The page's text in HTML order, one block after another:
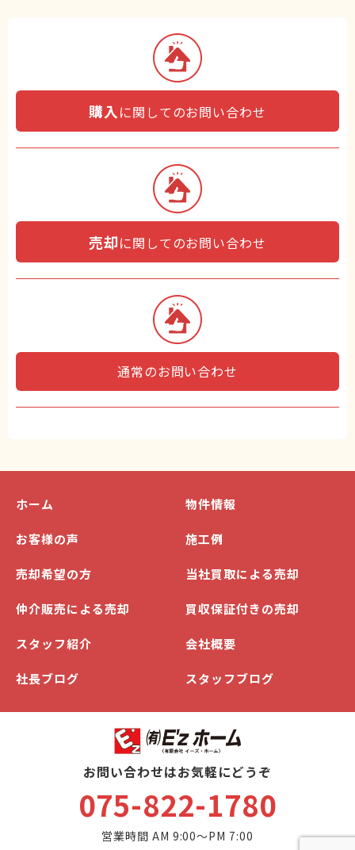
購入 に関してのお問い合わせ
売却に関してのお問い合わせ
通常のお問い合わせ
ホーム 物件情報
お客様の声 施工例
売却希望の方 当社買取による売却
仲介販売による売却 買収保証付きの売却
スタッフ紹介 会社概要
社長ブログ スタッフブログ
お問い合わせはお気軽にどうぞ
075-822-1780
営業時間 AM 9:00～PM 7:00